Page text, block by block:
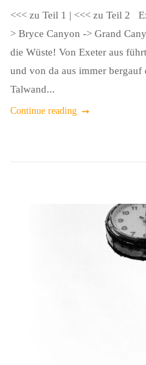
<<< zu Teil 1 | <<< zu Teil 2
> Bryce Canyon -> Grand
die Wüste! Von Exeter aus
und von da aus immer bergauf
Talwand...
Continue reading